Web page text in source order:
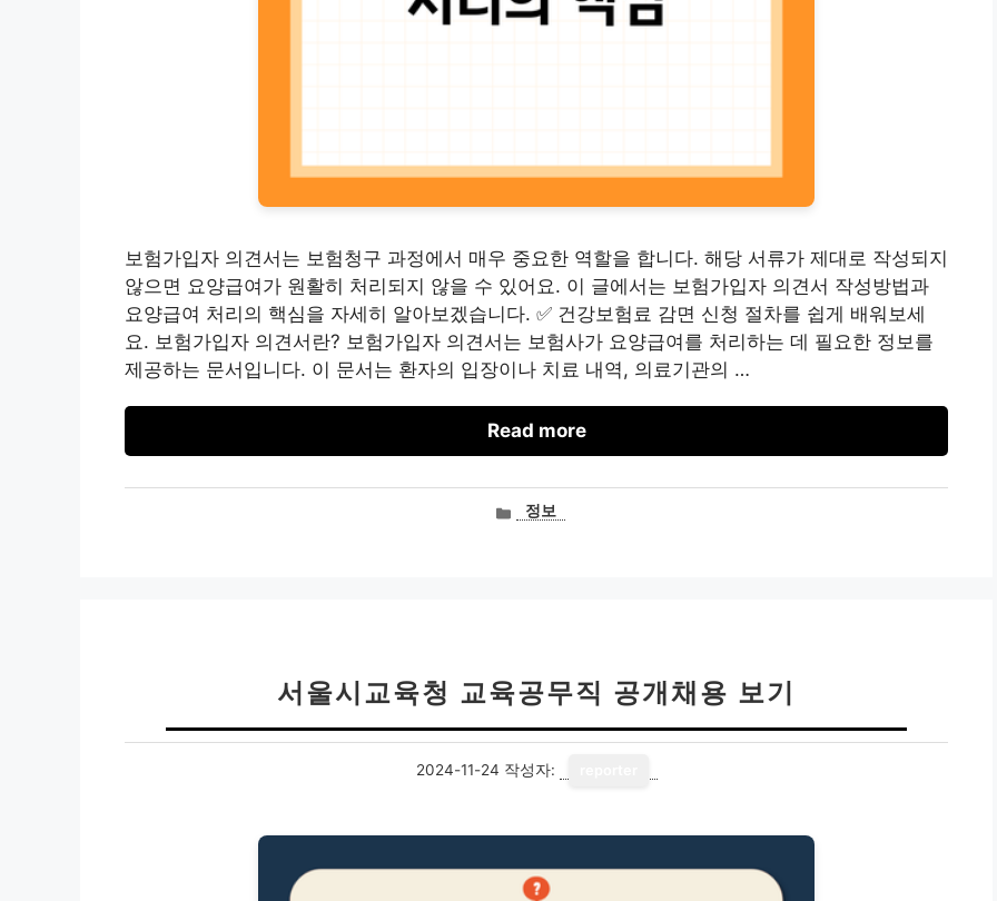
보험가입자 의견서는 보험청구 과정에서 매우 중요한 역할을 합니다. 해당 서류가 제대로 작성되지
않으면 요양급여가 원활히 처리되지 않을 수 있어요. 이 글에서는 보험가입자 의견서 작성방법과
요양급여 처리의 핵심을 자세히 알아보겠습니다. ✅ 건강보험료 감면 신청 절차를 쉽게 배워보세
요. 보험가입자 의견서란? 보험가입자 의견서는 보험사가 요양급여를 처리하는 데 필요한 정보를
제공하는 문서입니다. 이 문서는 환자의 입장이나 치료 내역, 의료기관의 …
Read more
카정보
서울시교육청 교육공무직 공개채용 보기
2024-11-24 작성자: